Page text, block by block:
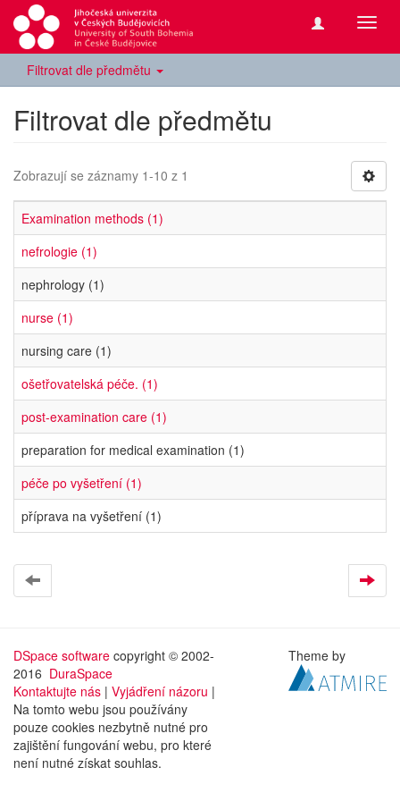
Filtrovat dle předmětu
Filtrovat dle předmětu
Zobrazují se záznamy 1-10 z 1
Examination methods (1)
nefrologie (1)
nephrology (1)
nurse (1)
nursing care (1)
ošetřovatelská péče. (1)
post-examination care (1)
preparation for medical examination (1)
péče po vyšetření (1)
příprava na vyšetření (1)
DSpace software copyright © 2002-
2016 DuraSpace
Kontaktujte nás | Vyjádření názoru |
Na tomto webu jsou používány
pouze cookies nezbytně nutné pro
zajištění fungování webu, pro které
není nutné získat souhlas.
Theme by